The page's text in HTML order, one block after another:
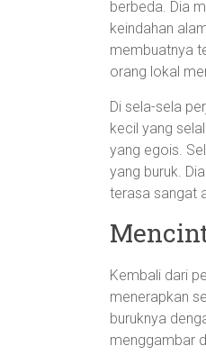
berbeda. Dia
keindahan
membuatnya
orang lokal
Di sela-sela
kecil yang
yang egois.
yang buruk.
terasa sangat
Kembali dari
menerapkan
buruknya
menggambar